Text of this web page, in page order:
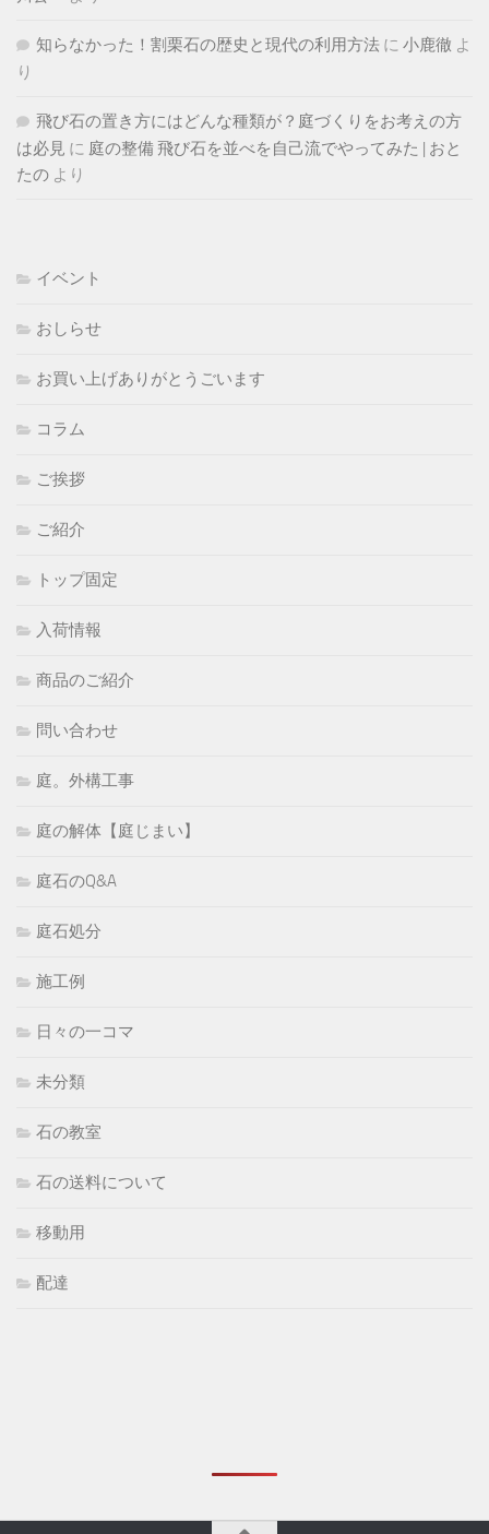
知らなかった！割栗石の歴史と現代の利用方法 に 小鹿徹 よ
り
飛び石の置き方にはどんな種類が？庭づくりをお考えの方
は必見 に 庭の整備 飛び石を並べを自己流でやってみた | おと
たの より
イベント
おしらせ
お買い上げありがとうごいます
コラム
ご挨拶
ご紹介
トップ固定
入荷情報
商品のご紹介
問い合わせ
庭。外構工事
庭の解体【庭じまい】
庭石のQ&A
庭石処分
施工例
日々の一コマ
未分類
石の教室
石の送料について
移動用
配達